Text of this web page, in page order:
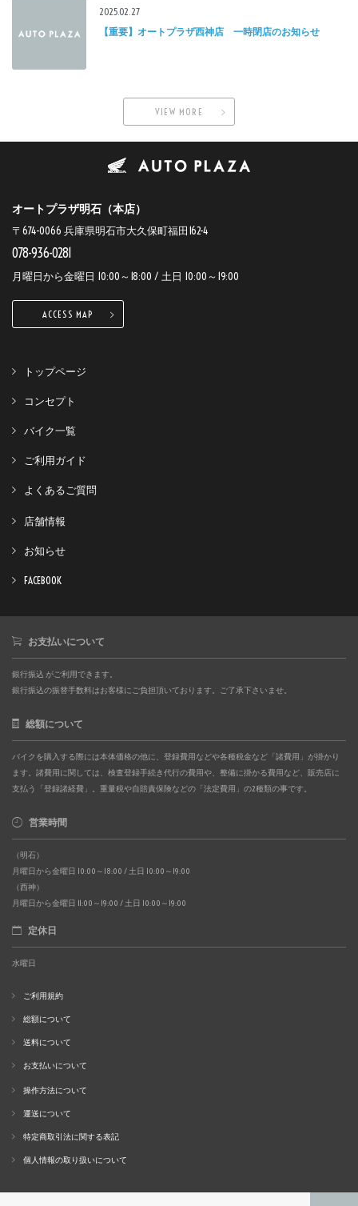
2025.02.27
【重要】オートプラザ西神店 一時閉店のお知らせ
VIEW MORE
オートプラザ明石（本店）
〒674-0066 兵庫県明石市大久保町福田162-4
078-936-0281
月曜日から金曜日 10:00～18:00 / 土日 10:00～19:00
ACCESS MAP
トップページ
コンセプト
バイク一覧
ご利用ガイド
よくあるご質問
店舗情報
お知らせ
FACEBOOK
お支払いについて
銀行振込 がご利用できます。
銀行振込の振替手数料はお客様にご負担頂いております。ご了承下さいませ。
総額について
バイクを購入する際には本体価格の他に、登録費用などや各種税金など「諸費用」が掛かり
ます。諸費用に関しては、検査登録手続き代行の費用や、整備に掛かる費用など、販売店に
支払う「登録諸経費」。重量税や自賠責保険などの「法定費用」の2種類の事です。
営業時間
（明石）
月曜日から金曜日 10:00～18:00 / 土日 10:00～19:00
（西神）
月曜日から金曜日 11:00～19:00 / 土日 10:00～19:00
定休日
水曜日
ご利用規約
総額について
送料について
お支払いについて
操作方法について
運送について
特定商取引法に関する表記
個人情報の取り扱いについて